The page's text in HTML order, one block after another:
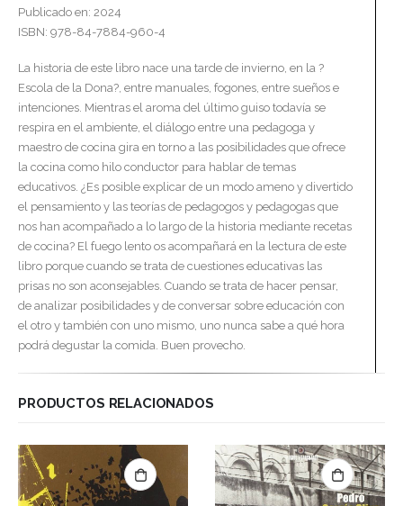
Publicado en: 2024
ISBN: 978-84-7884-960-4
La historia de este libro nace una tarde de invierno, en la ?
Escola de la Dona?, entre manuales, fogones, entre sueños e
intenciones. Mientras el aroma del último guiso todavía se
respira en el ambiente, el diálogo entre una pedagoga y
maestro de cocina gira en torno a las posibilidades que ofrece
la cocina como hilo conductor para hablar de temas
educativos. ¿Es posible explicar de un modo ameno y divertido
el pensamiento y las teorías de pedagogos y pedagogas que
nos han acompañado a lo largo de la historia mediante recetas
de cocina? El fuego lento os acompañará en la lectura de este
libro porque cuando se trata de cuestiones educativas las
prisas no son aconsejables. Cuando se trata de hacer pensar,
de analizar posibilidades y de conversar sobre educación con
el otro y también con uno mismo, uno nunca sabe a qué hora
podrá degustar la comida. Buen provecho.
PRODUCTOS RELACIONADOS